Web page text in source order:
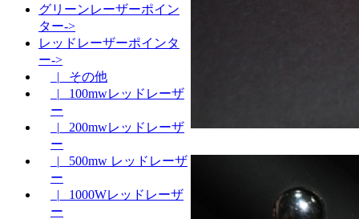
グリーンレーザーポイン
ター->
レッドレーザーポインタ
ー->
|_ その他
|_ 100mwレッドレーザ
ー
|_ 200mwレッドレーザ
ー
|_ 500mw レッドレーザ
ー
|_ 1000Wレッドレーザ
ー